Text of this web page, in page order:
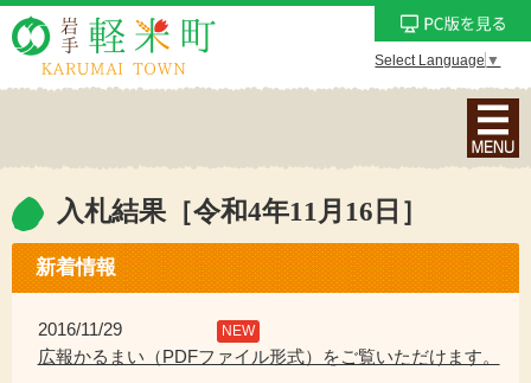
Select Language ▼
ナ
ビ
ョ
ン
ニ
入札結果［令和4年11月16日］
新着情報
2016/11/29 NEW
広報かるまい（PDFファイル形式）をご覧いただけます。